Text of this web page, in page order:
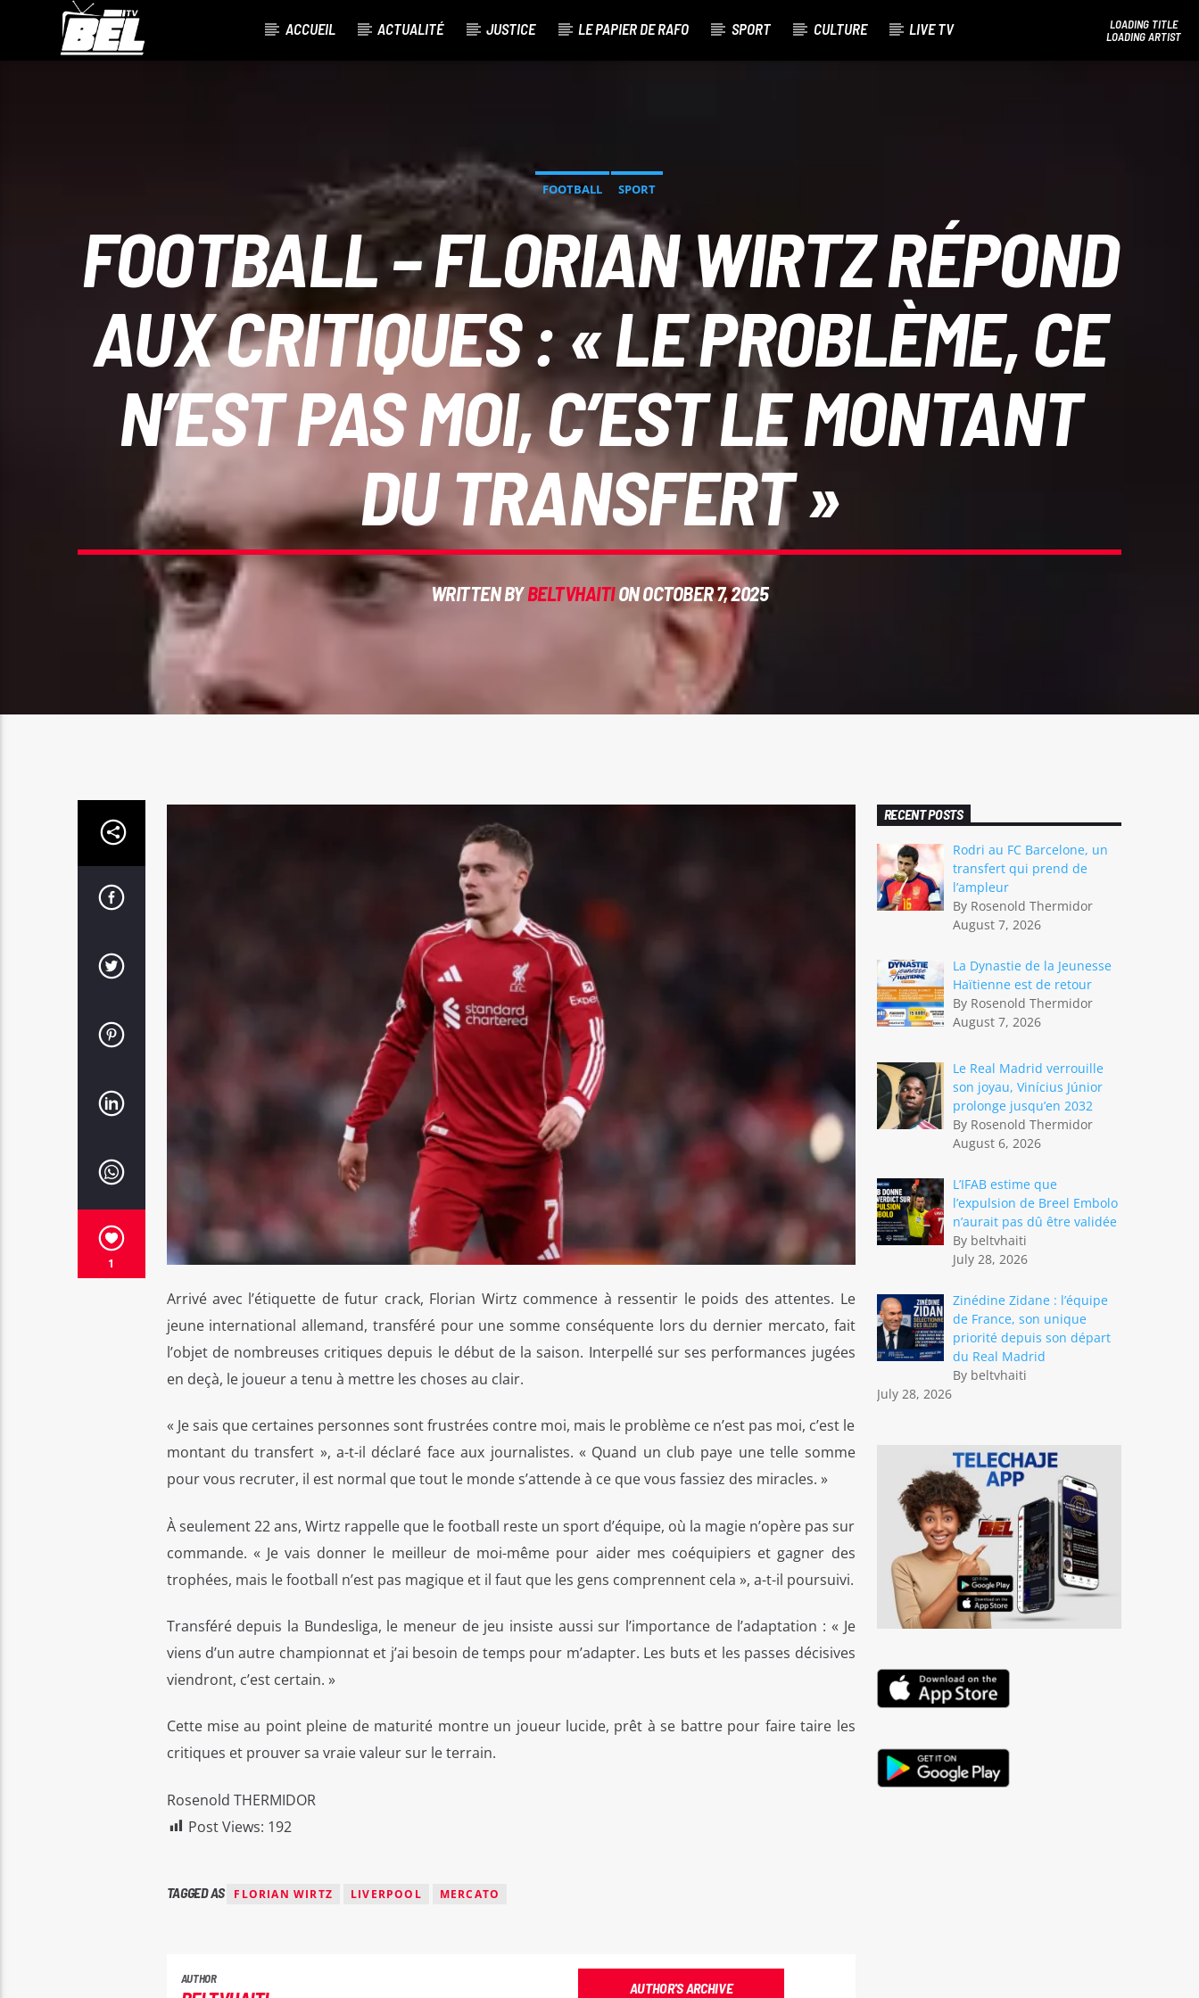
ACCUEIL ACTUALITÉ JUSTICE LE PAPIER DE RAFO SPORT CULTURE LIVE TV
LOADING TITLE
LOADING ARTIST
FOOTBALL SPORT
FOOTBALL – FLORIAN WIRTZ RÉPOND
AUX CRITIQUES : « LE PROBLÈME, CE
N’EST PAS MOI, C’EST LE MONTANT
DU TRANSFERT »
WRITTEN BYBELTVHAITION OCTOBER 7, 2025
1
Arrivé avec l’étiquette de futur crack, Florian Wirtz commence à ressentir le poids des attentes. Le
jeune international allemand, transféré pour une somme conséquente lors du dernier mercato, fait
l’objet de nombreuses critiques depuis le début de la saison. Interpellé sur ses performances jugées
en deçà, le joueur a tenu à mettre les choses au clair.
« Je sais que certaines personnes sont frustrées contre moi, mais le problème ce n’est pas moi, c’est le
montant du transfert », a-t-il déclaré face aux journalistes. « Quand un club paye une telle somme
pour vous recruter, il est normal que tout le monde s’attende à ce que vous fassiez des miracles. »
À seulement 22 ans, Wirtz rappelle que le football reste un sport d’équipe, où la magie n’opère pas sur
commande. « Je vais donner le meilleur de moi-même pour aider mes coéquipiers et gagner des
trophées, mais le football n’est pas magique et il faut que les gens comprennent cela », a-t-il poursuivi.
Transféré depuis la Bundesliga, le meneur de jeu insiste aussi sur l’importance de l’adaptation : « Je
viens d’un autre championnat et j’ai besoin de temps pour m’adapter. Les buts et les passes décisives
viendront, c’est certain. »
Cette mise au point pleine de maturité montre un joueur lucide, prêt à se battre pour faire taire les
critiques et prouver sa vraie valeur sur le terrain.
Rosenold THERMIDOR
Post Views: 192
TAGGED AS FLORIAN WIRTZ LIVERPOOL MERCATO
AUTHOR
AUTHOR'S ARCHIVE
RECENT POSTS
Rodri au FC Barcelone, un
transfert qui prend de
l’ampleur
By Rosenold Thermidor
August 7, 2026
La Dynastie de la Jeunesse
Haïtienne est de retour
By Rosenold Thermidor
August 7, 2026
Le Real Madrid verrouille
son joyau, Vinícius Júnior
prolonge jusqu’en 2032
By Rosenold Thermidor
August 6, 2026
L’IFAB estime que
l’expulsion de Breel Embolo
n’aurait pas dû être validée
By beltvhaiti
July 28, 2026
Zinédine Zidane : l’équipe
de France, son unique
priorité depuis son départ
du Real Madrid
By beltvhaiti
July 28, 2026